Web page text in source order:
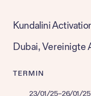
Kundalini
Dubai, Vereinigte
TERMIN
23/01/25–26/01/25